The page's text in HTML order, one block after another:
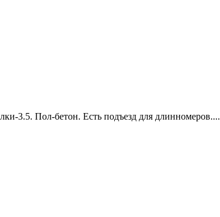
3.5. Пол-бетон. Есть подъезд для длинномеров....